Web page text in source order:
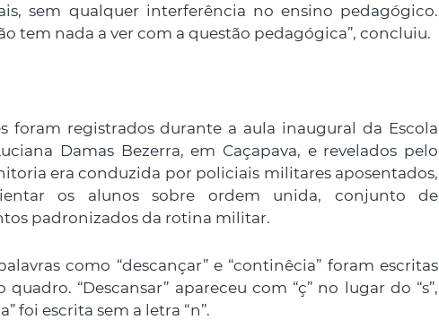
sem qualquer interferência no ensino pedagógico.
tem nada a ver com a questão pedagógica”, concluiu.
foram registrados durante a aula inaugural da Escola
Damas Bezerra, em Caçapava, e revelados pelo
era conduzida por policiais militares aposentados,
os alunos sobre ordem unida, conjunto de
padronizados da rotina militar.
como “descançar” e “continêcia” foram escritas
“Descansar” apareceu com “ç” no lugar do “s”,
foi escrita sem a letra “n”.